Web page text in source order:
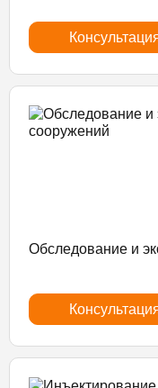
Обследование и